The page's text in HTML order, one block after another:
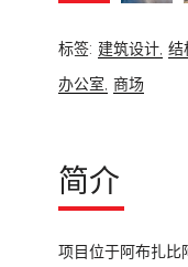
标签: 建筑设计, 结
办公室, 商场
简介
项目位于阿布扎比